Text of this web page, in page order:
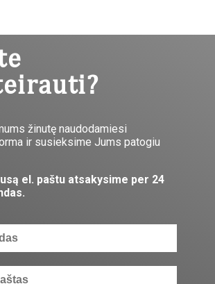
žinutę naudodamiesi
ir susieksime Jums patogiu
el. paštu atsakysime per 24